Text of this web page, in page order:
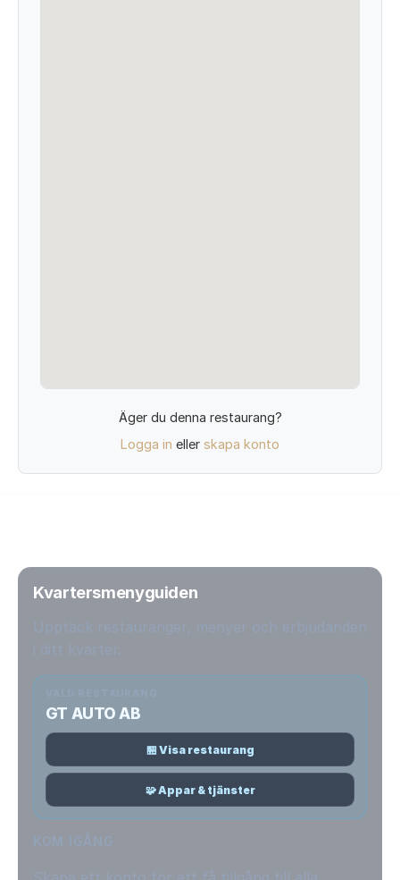
Äger du denna restaurang?
Logga in eller skapa konto
Kvartersmenyguiden
GT AUTO AB
🏪 Visa restaurang
🧩 Appar & tjänster